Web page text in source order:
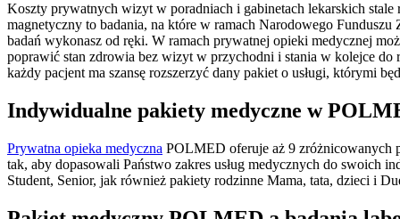
Koszty prywatnych wizyt w poradniach i gabinetach lekarskich
magnetyczny to badania, na które w ramach Narodowego
badań wykonasz od ręki. W ramach prywatnej opieki medycznej
poprawić stan zdrowia bez wizyt w przychodni i stania w kolejce do
każdy pacjent ma szansę rozszerzyć dany pakiet o usługi, którymi
Indywidualne pakiety medyczne w
Prywatna opieka medyczna POLMED oferuje aż 9 zróżnicowanych
tak, aby dopasowali Państwo zakres usług medycznych do
Student, Senior, jak również pakiety rodzinne Mama, tata, dzieci i